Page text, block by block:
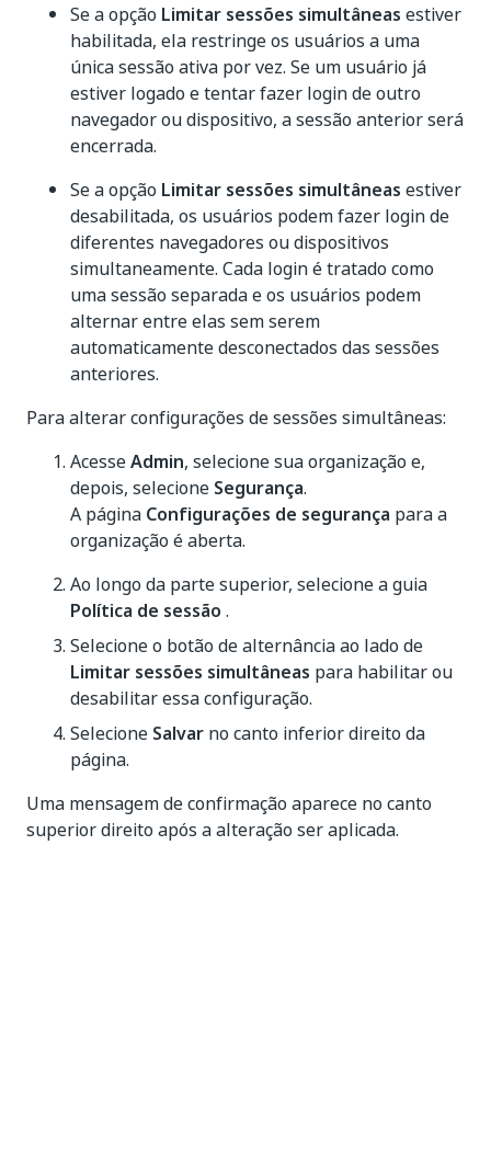
Se a opção Limitar sessões simultâneas estiver
habilitada, ela restringe os usuários a uma
única sessão ativa por vez. Se um usuário já
estiver logado e tentar fazer login de outro
navegador ou dispositivo, a sessão anterior será
encerrada.
Se a opção Limitar sessões simultâneas estiver
desabilitada, os usuários podem fazer login de
diferentes navegadores ou dispositivos
simultaneamente. Cada login é tratado como
uma sessão separada e os usuários podem
alternar entre elas sem serem
automaticamente desconectados das sessões
anteriores.
Para alterar configurações de sessões simultâneas:
AcesseAdmin, selecione sua organização e,
depois, selecione Segurança.
A página Configurações de segurança para a
organização é aberta.
Ao longo da parte superior, selecione a guia
Política de sessão .
Selecione o botão de alternância ao lado de
Limitar sessões simultâneas para habilitar ou
desabilitar essa configuração.
Selecione Salvar no canto inferior direito da
página.
Uma mensagem de confirmação aparece no canto
superior direito após a alteração ser aplicada.